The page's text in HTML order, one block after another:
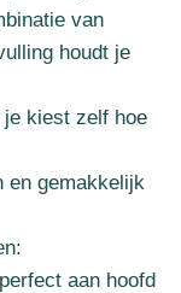
van
houdt je
je kiest zelf hoe
en gemakkelijk
aan hoofd